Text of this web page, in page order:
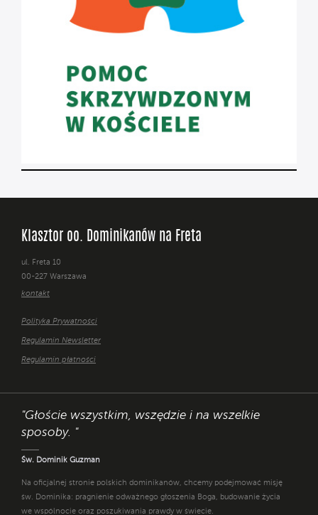
Klasztor oo. Dominikanów na Freta
ul. Freta 10
00-227 Warszawa
kontakt
Polityka Prywatności
Regulamin Newsletter
Regulamin płatności
"Głoście wszystkim, wszędzie i na wszelkie
sposoby. "
Św. Dominik Guzman
Na oficjalnej stronie polskich dominikanów, chcemy podejmować misję
św. Dominika: pragnienie odważnego głoszenia Boga, budowanie życia
we wspólnocie oraz poszukiwania prawdy w świecie.